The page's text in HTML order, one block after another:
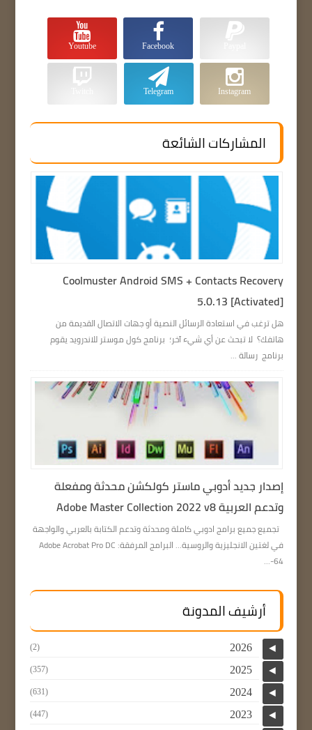
Facebook
Youtube
Instagram
Telegram
المشاركات الشائعة
Coolmuster Android SMS + Contacts Recovery
5.0.13 [Activated]
هل ترغب في استعادة الرسائل النصية أو جهات الاتصال القديمة من
هاتفك؟ لا تبحث عن أي شيء آخر؛ برنامج كول موستر للاندرويد يقوم
برنامج رسالة ...
إصدار جديد أدوبي ماستر كولكشن محدثة ومفعلة
وتدعم العربية Adobe Master Collection 2022 v8
تجميع جميع برامج ادوبي كاملة ومحدثة وتدعم الكتابة بالعربي والواجهة
في لغتين الانجليزية والروسية… البرامج المرفقة: Adobe Acrobat Pro DC
64-...
أرشيف المدونة
◄
2026
(2)
◄
2025
(357)
◄
2024
(631)
◄
2023
(447)